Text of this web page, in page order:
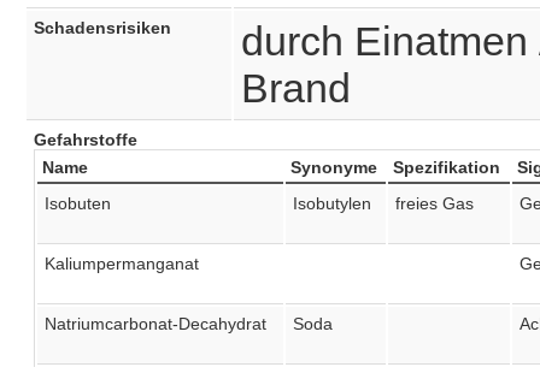
Schadensrisiken
durch
Brand
Gefahrstoffe
Name
Synonyme Spezifikation
Isobuten
Isobutylen freies Gas
Kaliumpermanganat
Natriumcarbonat-Decahydrat Soda